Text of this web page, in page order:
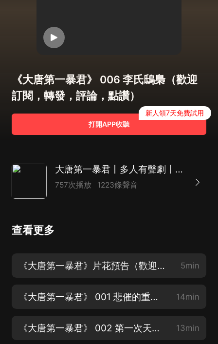
《大唐第一暴君》 006 李氏鴟梟（歡迎
訂閱，轉發，評論，點讚）
打開APP收聽
新人領7天免費試用
大唐第一暴君丨多人有聲劇丨大唐丨穿越小說丨歷史丨穿越重生
757次播放 1223條聲音
查看更多
《大唐第一暴君》片花預告（歡迎訂閱，轉發，評論，點讚） 5min
《大唐第一暴君》 001 悲催的重生（歡迎訂閱，轉發，評論，點讚） 14min
《大唐第一暴君》 002 第一次天佑政變（一）（歡迎訂閱，轉發，評論，點讚） 13min